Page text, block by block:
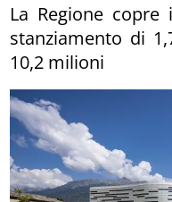
La Regione
stanziamento di
10,2 milioni